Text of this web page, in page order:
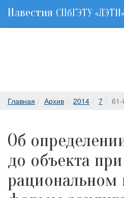
Известия СПбГЭТУ «ЛЭТИ»
Главная Архив 2014 7 61-
Об
до объекта при
рациональном